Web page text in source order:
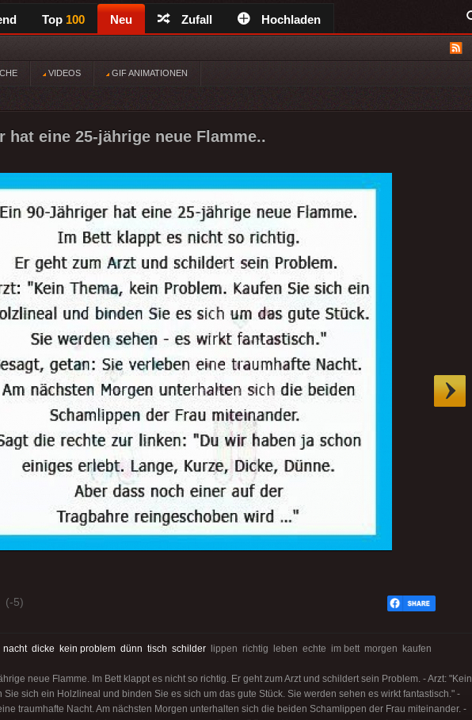
Top 100 Neu Zufall Hochladen
VIDEOS GIF ANIMATIONEN
hat eine 25-jährige neue Flamme..
(-5)
nacht dicke kein problem dünn tisch schilder lippen richtig leben echte im bett morgen kaufen
neue Flamme. Im Bett klappt es nicht so richtig. Er geht zum Arzt und schildert sein Problem. - Arzt: "Kein
Sie sich ein Holzlineal und binden Sie es sich um das gute Stück. Sie werden sehen es wirkt fantastisch." -
traumhafte Nacht. Am nächsten Morgen unterhalten sich die beiden Schamlippen der Frau miteinander. -